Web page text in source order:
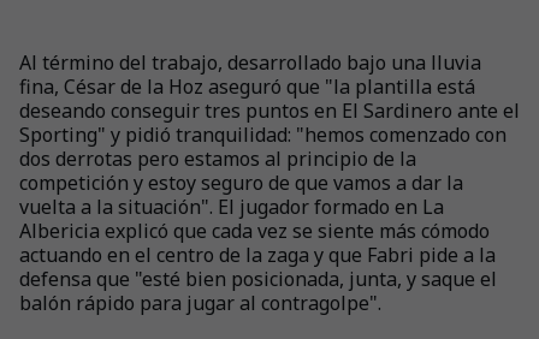
Al término del trabajo, desarrollado bajo una lluvia
fina, César de la Hoz aseguró que "la plantilla está
deseando conseguir tres puntos en El Sardinero ante el
Sporting" y pidió tranquilidad: "hemos comenzado con
dos derrotas pero estamos al principio de la
competición y estoy seguro de que vamos a dar la
vuelta a la situación". El jugador formado en La
Albericia explicó que cada vez se siente más cómodo
actuando en el centro de la zaga y que Fabri pide a la
defensa que "esté bien posicionada, junta, y saque el
balón rápido para jugar al contragolpe".